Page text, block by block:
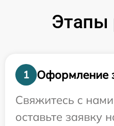
Этапы
1
Оформление
Свяжитесь с
оставьте заявку